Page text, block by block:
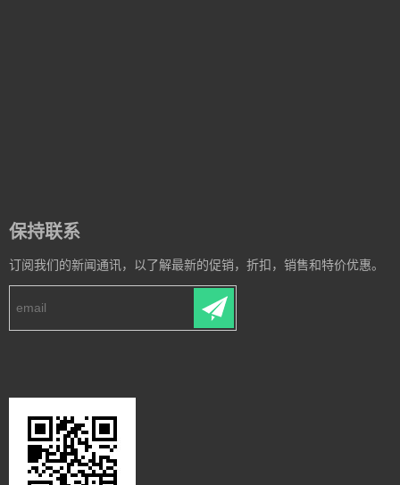
保持联系
订阅我们的新闻通讯，以了解最新的促销，折扣，销售和特价优惠。